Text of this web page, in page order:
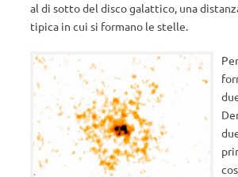
al di sotto del disco galattico, una
tipica in cui si formano le stelle.